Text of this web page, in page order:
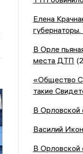
Елена
В Орле
места ДТП
«Общество
такие
В Орловской
Василий
В Орловской